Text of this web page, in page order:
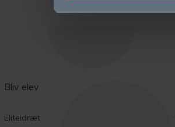
Bliv elev
Eliteidræt